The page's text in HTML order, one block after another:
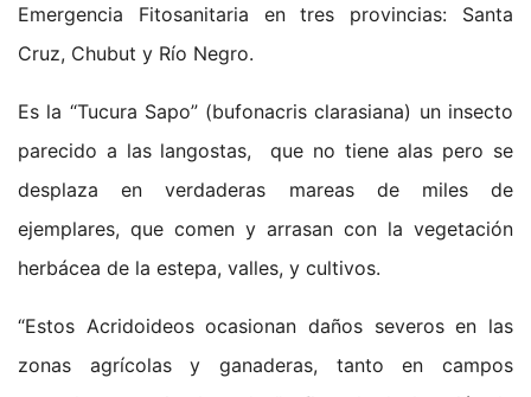
Emergencia Fitosanitaria en tres provincias: Santa
Cruz, Chubut y Río Negro.
Es la “Tucura Sapo” (bufonacris clarasiana) un insecto
parecido a las langostas, que no tiene alas pero se
desplaza en verdaderas mareas de miles de
ejemplares, que comen y arrasan con la vegetación
herbácea de la estepa, valles, y cultivos.
“Estos Acridoideos ocasionan daños severos en las
zonas agrícolas y ganaderas, tanto en campos